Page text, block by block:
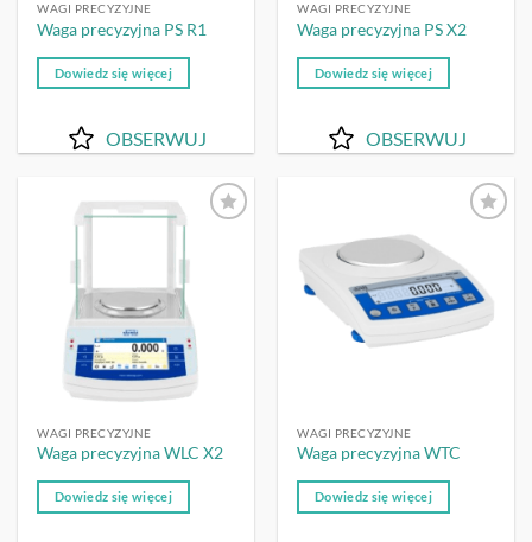
WAGI PRECYZYJNE
Waga precyzyjna PS R1
Dowiedz się więcej
OBSERWUJ
WAGI PRECYZYJNE
Waga precyzyjna PS X2
Dowiedz się więcej
OBSERWUJ
WAGI PRECYZYJNE
Waga precyzyjna WLC X2
Dowiedz się więcej
WAGI PRECYZYJNE
Waga precyzyjna WTC
Dowiedz się więcej